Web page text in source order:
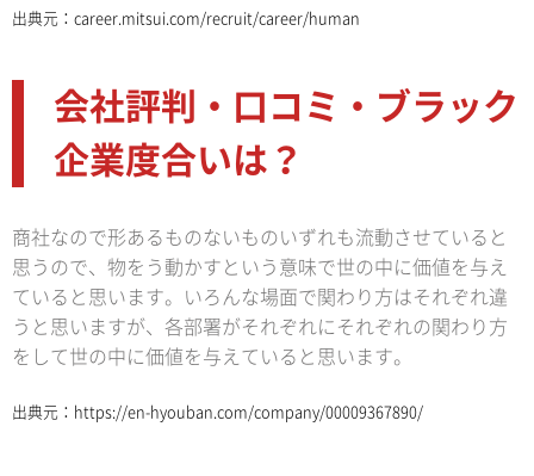
出典元： career.mitsui.com/recruit/career/human
会社評判・口コミ・ブラック
企業度合いは？
商社なので形あるものないものいずれも流動させていると
思うので、物をう動かすという意味で世の中に価値を与え
ていると思います。いろんな場面で関わり方はそれぞれ違
うと思いますが、各部署がそれぞれにそれぞれの関わり方
をして世の中に価値を与えていると思います。
出典元： https://en-hyouban.com/company/00009367890/